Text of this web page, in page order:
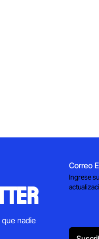
nadie
Correo
Ingrese